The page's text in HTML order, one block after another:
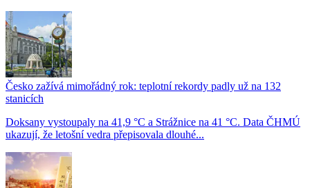
Česko zažívá mimořádný rok: teplotní rekordy padly už na 132
stanicích
Doksany vystoupaly na 41,9 °C a Strážnice na 41 °C. Data ČHMÚ
ukazují, že letošní vedra přepisovala dlouhé...